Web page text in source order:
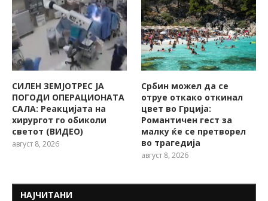
СИЛЕН ЗЕМЈОТРЕС ЈА
ПОГОДИ ОПЕРАЦИОНАТА
САЛА: Реакцијата на
хирургот го обиколи
светот (ВИДЕО)
август 8, 2026
Србин можел да се
отруе откако откинал
цвет во Грција:
Романтичен гест за
малку ќе се претворел
во трагедија
август 8, 2026
НАЈЧИТАНИ